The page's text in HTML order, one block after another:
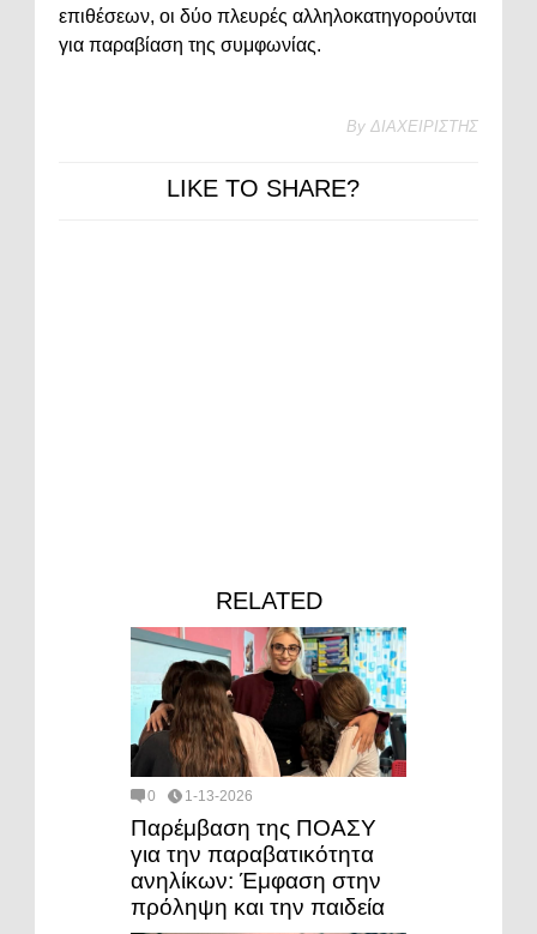
επιθέσεων, οι δύο πλευρές αλληλοκατηγορούνται
για παραβίαση της συμφωνίας.
By ΔΙΑΧΕΙΡΙΣΤΗΣ
LIKE TO SHARE?
RELATED
0 1-13-2026
Παρέμβαση της ΠΟΑΣΥ
για την παραβατικότητα
ανηλίκων: Έμφαση στην
πρόληψη και την παιδεία